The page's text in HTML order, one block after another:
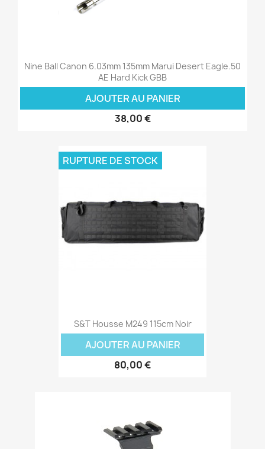
Nine Ball Canon 6.03mm 135mm Marui Desert Eagle.50
AE Hard Kick GBB
AJOUTER AU PANIER
38,00 €
S&T Housse M249 115cm Noir
AJOUTER AU PANIER
80,00 €
RUPTURE DE STOCK